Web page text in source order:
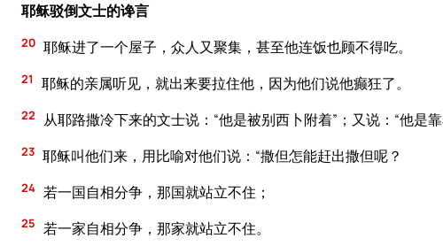
耶稣驳倒文士的谗言
20 耶稣进了一个屋子，众人又聚集，甚至他连饭也顾不得吃。
21 耶稣的亲属听见，就出来要拉住他，因为他们说他癫狂了。
22 从耶路撒冷下来的文士说：“他是被别西卜附着”；又说：“他是
23 耶稣叫他们来，用比喻对他们说：“撒但怎能赶出撒但呢？
24 若一国自相分争，那国就站立不住；
25 若一家自相分争，那家就站立不住。